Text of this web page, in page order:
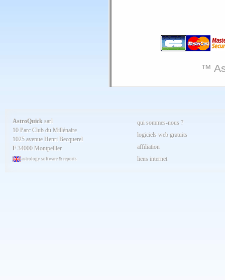
™
AstroQuick sarl
10 Parc Club du Millénaire
1025 avenue Henri Becquerel
F 34000 Montpellier
astrology software & reports
qui sommes-nous ?
logiciels web gratuits
affiliation
liens internet